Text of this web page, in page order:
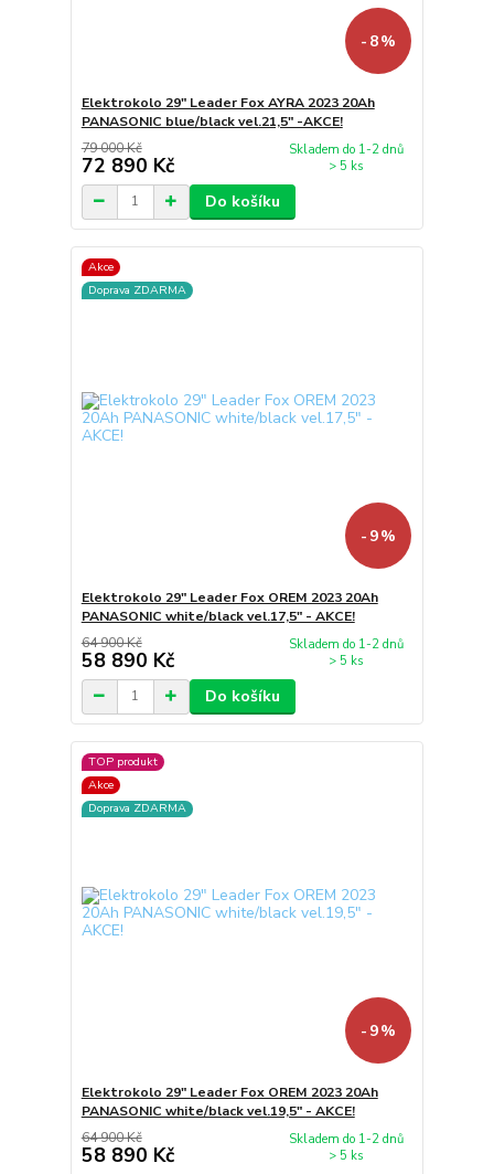
- 8 %
Elektrokolo 29" Leader Fox AYRA 2023 20Ah
PANASONIC blue/black vel.21,5" -AKCE!
79 000 Kč
72 890 Kč
Skladem do 1-2 dnů
> 5 ks
Do košíku
Akce
Doprava ZDARMA
- 9 %
Elektrokolo 29" Leader Fox OREM 2023 20Ah
PANASONIC white/black vel.17,5" - AKCE!
64 900 Kč
58 890 Kč
Skladem do 1-2 dnů
> 5 ks
Do košíku
TOP produkt
Akce
Doprava ZDARMA
- 9 %
Elektrokolo 29" Leader Fox OREM 2023 20Ah
PANASONIC white/black vel.19,5" - AKCE!
64 900 Kč
58 890 Kč
Skladem do 1-2 dnů
> 5 ks